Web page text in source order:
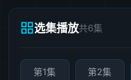
选集播放共6集
第1集 第2集